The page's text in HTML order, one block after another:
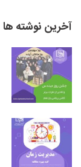
آخرین نوشته ها